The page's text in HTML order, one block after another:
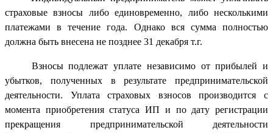
страховые взносы либо единовременно, либо несколькими
платежами в течение года. Однако вся сумма полностью
должна быть внесена не позднее 31 декабря т.г.
Взносы подлежат уплате независимо от прибылей и
убытков, полученных в результате предпринимательской
деятельности. Уплата страховых взносов производится с
момента приобретения статуса ИП и по дату регистрации
прекращения предпринимательской деятельности